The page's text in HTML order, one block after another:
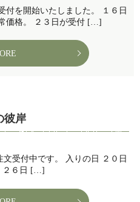
付を開始いたしました。 １６日
価格。 ２３日が受付 […]
彼岸
受付中です。 入りの日 ２０日
２６日 […]